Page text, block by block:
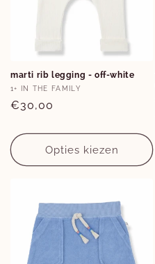
3M6M
marti rib legging - off-white
Verkoper:
1+ IN THE FAMILY
Normale
€30,00
Opties kiezen